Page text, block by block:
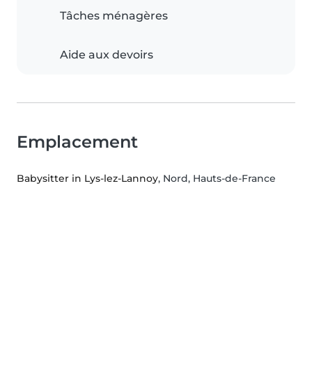
Tâches ménagères
Aide aux devoirs
Emplacement
Babysitter in Lys-lez-Lannoy, Nord, Hauts-de-France